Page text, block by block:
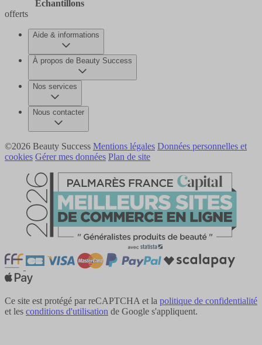
Echantillons
offerts
Aide & informations
À propos de Beauty Success
Nos services
Nous contacter
©2026 Beauty Success Mentions légales Données personnelles et
cookies Gérer mes données Plan de site
Ce site est protégé par reCAPTCHA et la politique de confidentialité
et les conditions d'utilisation de Google s'appliquent.